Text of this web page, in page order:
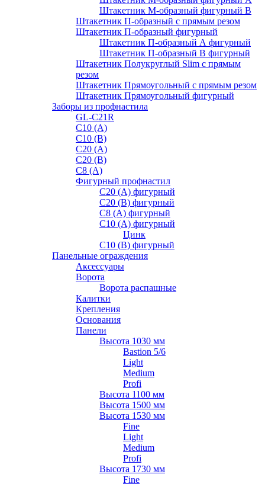
Штакетник М-образный фигурный B
Штакетник П-образный с прямым резом
Штакетник П-образный фигурный
Штакетник П-образный А фигурный
Штакетник П-образный В фигурный
Штакетник Полукруглый Slim с прямым
резом
Штакетник Прямоугольный с прямым резом
Штакетник Прямоугольный фигурный
Заборы из профнастила
GL-С21R
С10 (A)
С10 (В)
С20 (А)
С20 (В)
С8 (A)
Фигурный профнастил
С20 (A) фигурный
С20 (В) фигурный
С8 (A) фигурный
С10 (A) фигурный
Цинк
С10 (В) фигурный
Панельные ограждения
Аксессуары
Ворота
Ворота распашные
Калитки
Крепления
Основания
Панели
Высота 1030 мм
Bastion 5/6
Light
Medium
Profi
Высота 1100 мм
Высота 1500 мм
Высота 1530 мм
Fine
Light
Medium
Profi
Высота 1730 мм
Fine